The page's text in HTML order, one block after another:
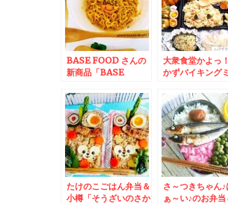
みつきよ～
BASE FOOD さんの
新商品「BASE
まぜそば」 食べてみ
た～～～♪低カロリー
でヘルシーで何よりラ
ク(*´艸`*)
大衆食堂かよっ
かずバイキング
つメシ弁当＆小
り「大八 栗原蒲
店」都通り店さ
イチオシ蒲鉾は
れ！！！！！
たけのこごはん弁当＆
小樽「そうざいのさか
さ～つきちゃん♪
ぁ～い♪のお弁